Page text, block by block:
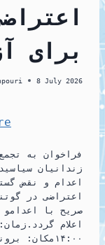
برای
8 July 2026
فراخوان به
زندانیان
اعدام و نقض
اعتراضی در
صریح با اعدامو
۱۴:۰۰مکان: